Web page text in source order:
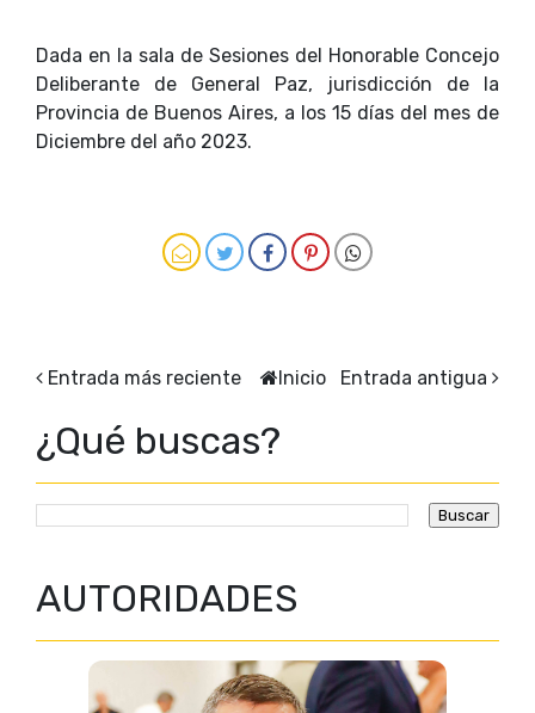
Dada en la sala de Sesiones del Honorable Concejo
Deliberante de General Paz, jurisdicción de la
Provincia de Buenos Aires, a los 15 días del mes de
Diciembre del año 2023.
Entrada más reciente Entrada antigua
Inicio
¿Qué buscas?
AUTORIDADES